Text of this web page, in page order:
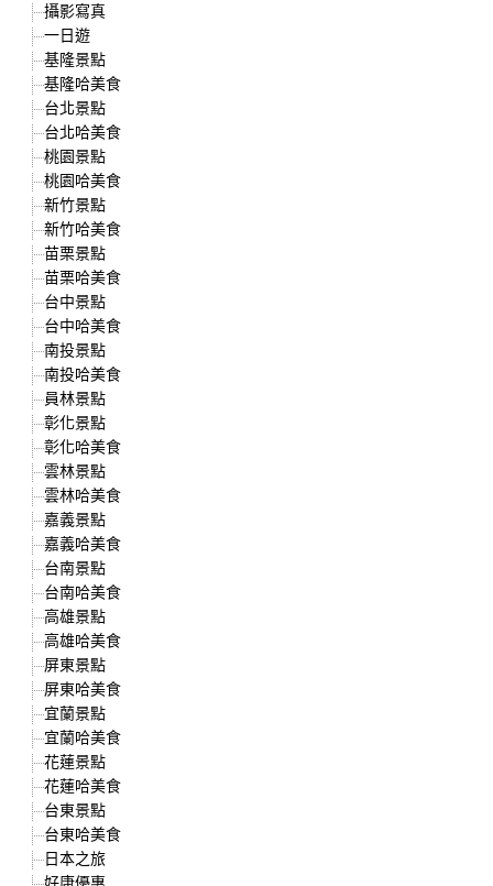
攝影寫真
一日遊
基隆景點
基隆哈美食
台北景點
台北哈美食
桃園景點
桃園哈美食
新竹景點
新竹哈美食
苗栗景點
苗栗哈美食
台中景點
台中哈美食
南投景點
南投哈美食
員林景點
彰化景點
彰化哈美食
雲林景點
雲林哈美食
嘉義景點
嘉義哈美食
台南景點
台南哈美食
高雄景點
高雄哈美食
屏東景點
屏東哈美食
宜蘭景點
宜蘭哈美食
花蓮景點
花蓮哈美食
台東景點
台東哈美食
日本之旅